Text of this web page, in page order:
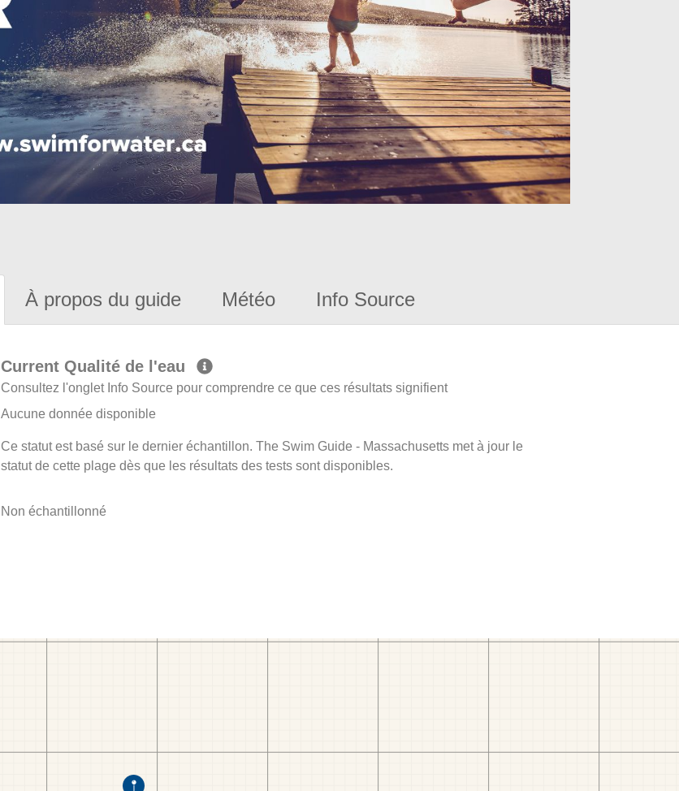
À propos du guide Météo Info Source
Current Qualité de l'eau
Consultez l'onglet Info Source pour comprendre ce que ces résultats signifient
Aucune donnée disponible
Ce statut est basé sur le dernier échantillon. The Swim Guide - Massachusetts met à jour le
statut de cette plage dès que les résultats des tests sont disponibles.
Non échantillonné